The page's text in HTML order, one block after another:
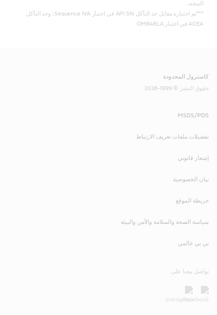
المحدد.
***تم اختباره مقابل حد التآكل API SN في اختبار Sequence IVA، وحد التآكل
ACEA في اختبار OM646LA.
كاسترول المحدودة
حقوق النشر © 1999-2026
MSDS/PDS
تفضيلات ملفات تعريف الارتباط
إشعار قانوني
بيان الخصوصية
خريطة الموقع
سياسة الصحة والسلامة والأمن والبيئة
بي بي عالمي
تواصل معنا على: